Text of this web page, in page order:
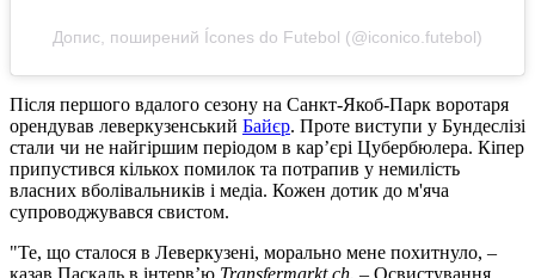
Допис, поширений Ícones do Futebol (@iconico.futebol)
Після першого вдалого сезону на Санкт-Якоб-Парк воротаря
орендував леверкузенський Байєр. Проте виступи у Бундеслізі
стали чи не найгіршим періодом в кар’єрі Цубербюлера. Кіпер
припустився кількох помилок та потрапив у немилість
власних вболівальників і медіа. Кожен дотик до м'яча
супроводжувався свистом.
"Те, що сталося в Леверкузені, морально мене похитнуло, –
казав Паскаль в інтерв’ю Transfermarkt.ch. – Освистування